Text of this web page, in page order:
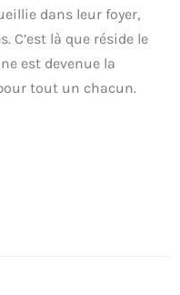
dans leur foyer,
C’est là que réside le
est devenue la
tout un chacun.